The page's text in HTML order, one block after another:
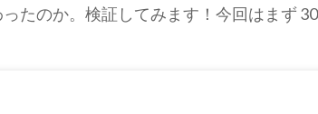
たのか。検証してみます！今回はまず